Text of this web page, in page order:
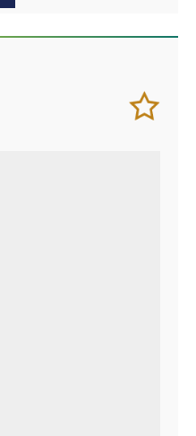
加
入/
儲存
課程